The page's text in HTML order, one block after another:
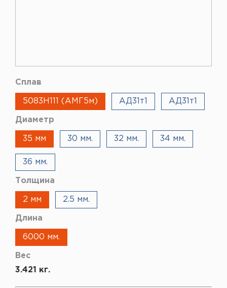
Сплав
5083H111 (АМГ5м) АД31т1 АД31т1
Диаметр
35 мм 30 мм. 32 мм. 34 мм.
36 мм.
Толщина
2 мм 2.5 мм.
Длина
6000 мм.
Вес
3.421 кг.